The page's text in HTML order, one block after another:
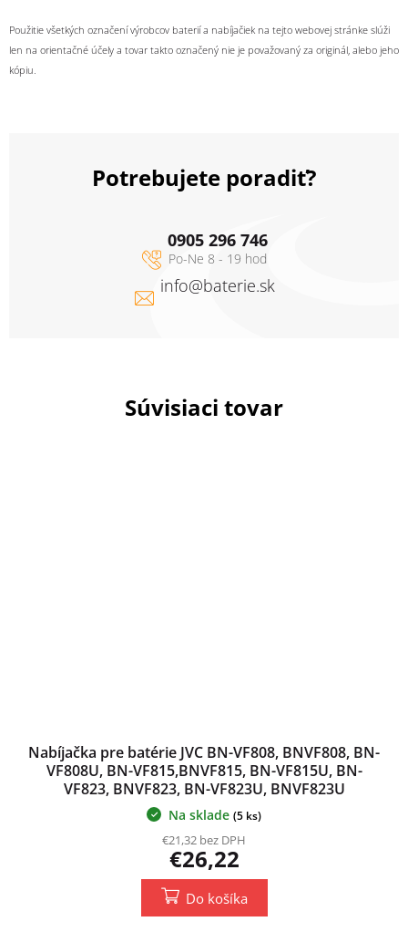
Súvisiaci tovar
Nabíjačka pre batérie JVC BN-VF808, BNVF808, BN-
VF808U, BN-VF815,BNVF815, BN-VF815U, BN-
VF823, BNVF823, BN-VF823U, BNVF823U
Na sklade (5 ks)
€21,32 bez DPH
€26,22
Do košíka
Použitie všetkých označení výrobcov baterií a nabíjačiek na tejto webovej stránke slúži
len na orientačné účely a tovar takto označený nie je považovaný za originál, alebo jeho
kópiu.
Potrebujete poradiť?
info@baterie.sk
0905 296 746